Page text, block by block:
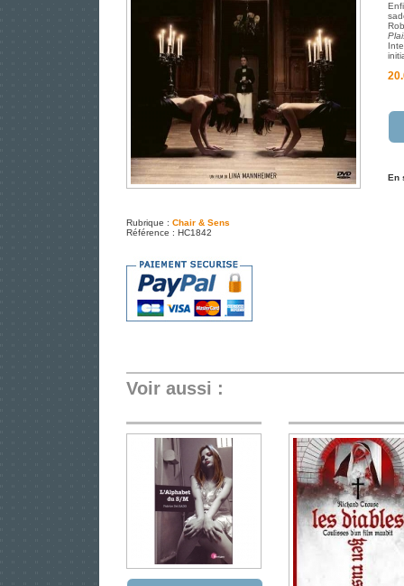
Rubrique : Chair & Sens
Référence : HC1842
En
Voir aussi :